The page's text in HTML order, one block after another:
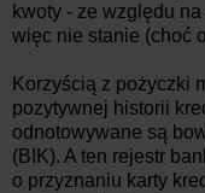
kwoty - ze względu
więc nie stanie (choć
Korzyścią z pożyczki
pozytywnej historii
odnotowywane są
(BIK). A ten rejestr
o przyznaniu karty